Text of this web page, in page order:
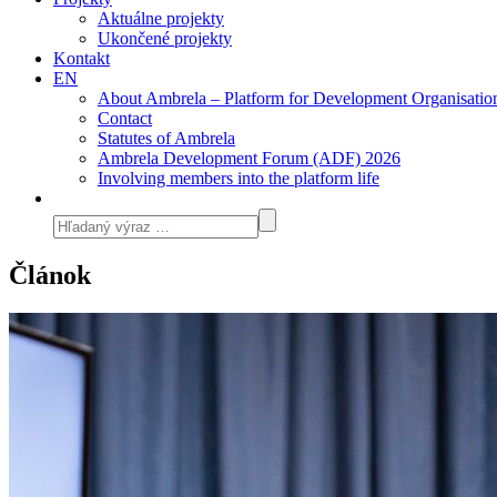
Aktuálne projekty
Ukončené projekty
Kontakt
EN
About Ambrela – Platform for Development
Contact
Statutes of Ambrela
Ambrela Development Forum (ADF) 2026
Involving members into the platform life
Článok